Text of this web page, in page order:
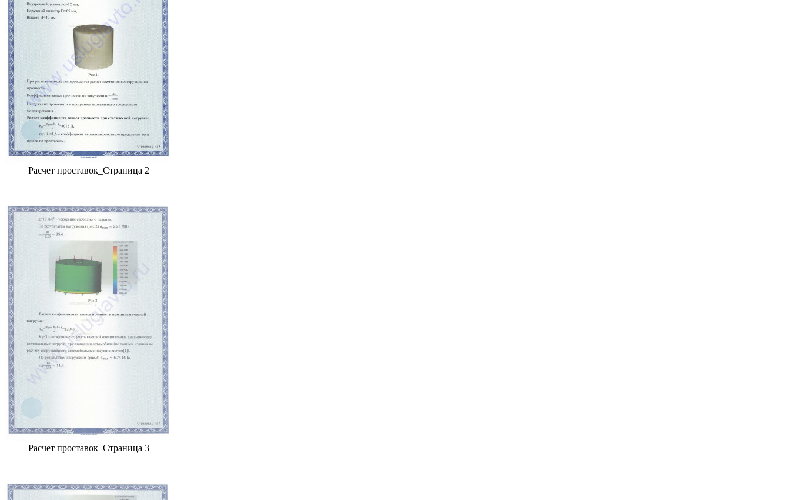
Расчет проставок_Страница 2
Расчет проставок_Страница 3